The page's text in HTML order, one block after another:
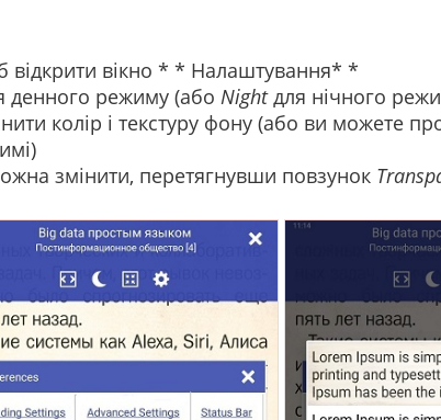
відкрити вікно * * Налаштування* *
денного режиму (або Nightдля нічного
колір і текстуру фону (або ви можете
змінити, перетягнувши повзунок